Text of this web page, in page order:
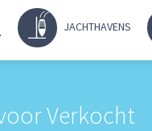
JACHTHAVENS
Verkocht